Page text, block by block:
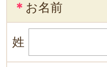
＊ お名前
姓